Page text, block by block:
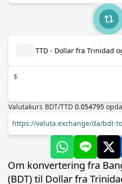
TTD - Dollar fra Trinidad
$
Valutakurs BDT/TTD 0.054795
https://valuta.exchange/da/bdt-
Om konvertering fra
(BDT) til Dollar fra